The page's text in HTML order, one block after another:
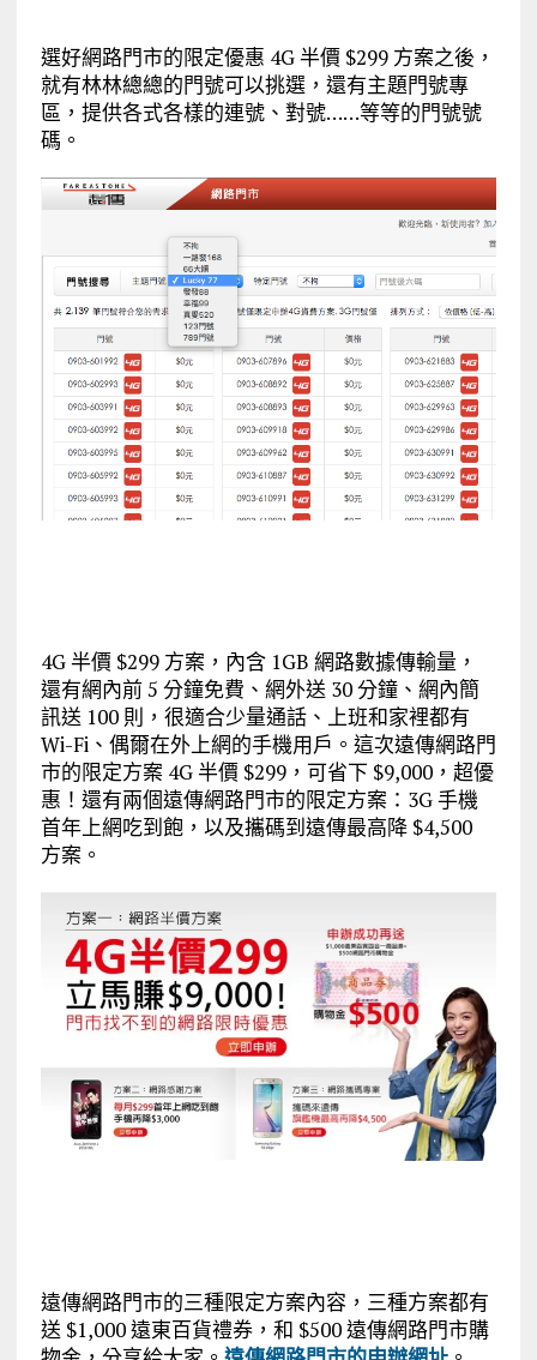
選好網路門市的限定優惠 4G 半價 $299 方案之後，
就有林林總總的門號可以挑選，還有主題門號專
區，提供各式各樣的連號、對號……等等的門號號
碼。
4G 半價 $299 方案，內含 1GB 網路數據傳輸量，
還有網內前 5 分鐘免費、網外送 30 分鐘、網內簡
訊送 100 則，很適合少量通話、上班和家裡都有
Wi-Fi、偶爾在外上網的手機用戶。這次遠傳網路門
市的限定方案 4G 半價 $299，可省下 $9,000，超優
惠！還有兩個遠傳網路門市的限定方案：3G 手機
首年上網吃到飽，以及攜碼到遠傳最高降 $4,500
方案。
遠傳網路門市的三種限定方案內容，三種方案都有
送 $1,000 遠東百貨禮券，和 $500 遠傳網路門市購